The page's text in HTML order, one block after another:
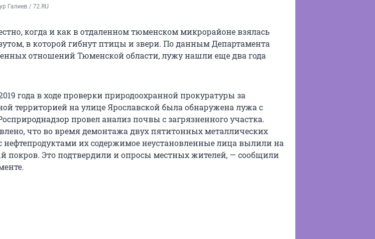
Галиев / 72.RU
когда и как в отдаленном тюменском микрорайоне взялась
в которой гибнут птицы и звери. По данным Департамента
отношений Тюменской области, лужу нашли еще два года
года в ходе проверки природоохранной прокуратуры за
территорией на улице Ярославской была обнаружена лужа с
провел анализ почвы с загрязненного участка.
что во время демонтажа двух пятитонных металлических
нефтепродуктами их содержимое неустановленные лица вылили на
покров. Это подтвердили и опросы местных жителей, — сообщили